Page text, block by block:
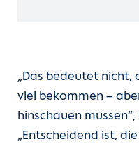
„Das bedeutet nicht,
viel bekommen –
hinschauen
„Entscheidend ist,